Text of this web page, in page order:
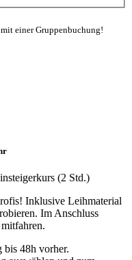
einer Gruppenbuchung!
(2 Std.)
Inklusive Leihmaterial
Im Anschluss
bis 48h vorher.